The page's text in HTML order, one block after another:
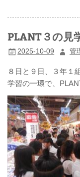
PLANT３の見
2025-10-09 管
８日と９日、３年１
学習の一環で、